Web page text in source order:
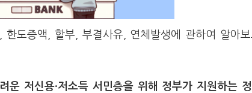
도증액, 할부, 부결사유, 연체발생에 관하여 알아
운 저신용·저소득 서민층을 위해 정부가 지원하는